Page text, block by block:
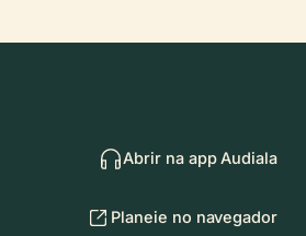
Abrir na app Audiala
Planeie no navegador